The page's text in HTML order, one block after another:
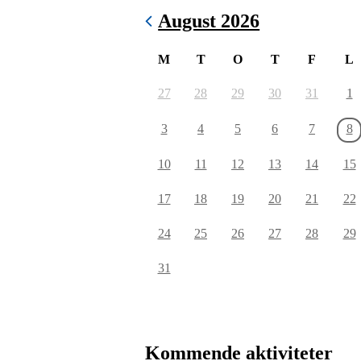
August 2026
M T O T F L
27 28 29 30 31 1
3 4 5 6 7 8
10 11 12 13 14 15
17 18 19 20 21 22
24 25 26 27 28 29
31
Kommende aktiviteter